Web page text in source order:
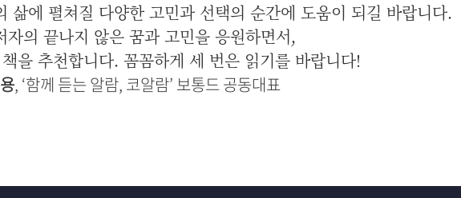
삶에 펼쳐질 다양한 고민과 선택의 순간에 도움이 되길 바랍니다.
자의 끝나지 않은 꿈과 고민을 응원하면서,
을 추천합니다. 꼼꼼하게 세 번은 읽기를 바랍니다!
, ‘함께 듣는 알람, 코알람’ 보통드 공동대표